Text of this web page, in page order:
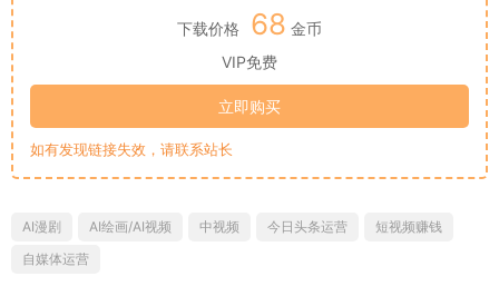
下载价格 68 金币
VIP免费
立即购买
如有发现链接失效，请联系站长
AI漫剧 AI绘画/AI视频 中视频 今日头条运营
短视频赚钱
自媒体运营